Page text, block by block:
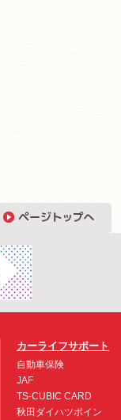
カーライフサポート
自動車保険
JAF
TS-CUBIC CARD
秋田ダイハツポイン